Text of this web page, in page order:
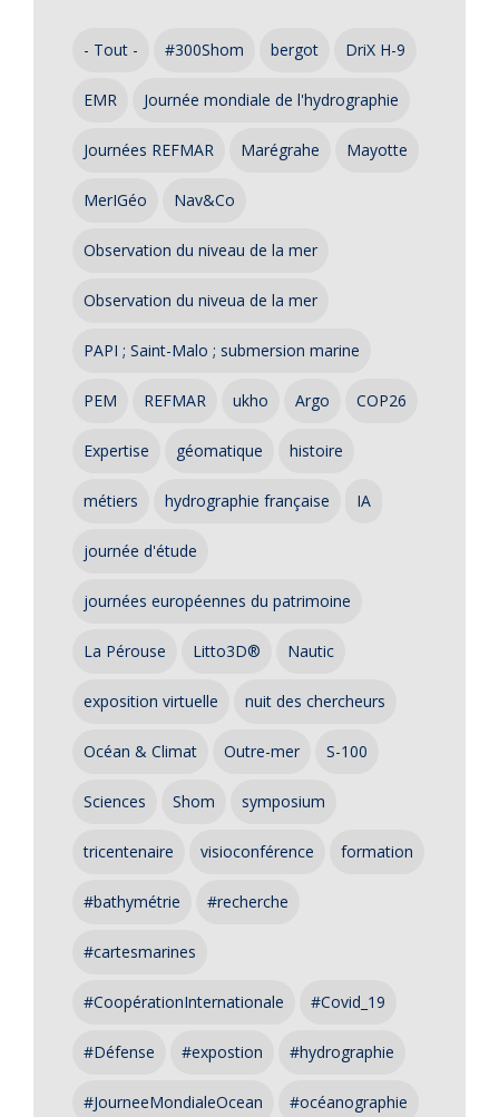
- Tout - #300Shom bergot DriX H-9
EMR Journée mondiale de l'hydrographie
Journées REFMAR Marégrahe Mayotte
MerIGéo Nav&Co
Observation du niveau de la mer
Observation du niveua de la mer
PAPI ; Saint-Malo ; submersion marine
PEM REFMAR ukho Argo COP26
Expertise géomatique histoire
métiers hydrographie française IA
journée d'étude
journées européennes du patrimoine
La Pérouse Litto3D® Nautic
exposition virtuelle nuit des chercheurs
Océan & Climat Outre-mer S-100
Sciences Shom symposium
tricentenaire visioconférence formation
#bathymétrie #recherche
#cartesmarines
#CoopérationInternationale #Covid_19
#Défense #expostion #hydrographie
#JourneeMondialeOcean #océanographie